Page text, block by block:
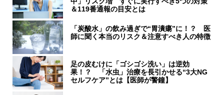
＆119番通報の目安とは
「炭酸水」の飲み過ぎで“胃潰瘍”に！？ 医
師に聞く本当のリスク＆注意すべき人の特徴
足の皮むけに「ゴシゴシ洗い」は逆効
果！？ 「水虫」治療を長引かせる“3大NG
セルフケア”とは【医師が警鐘】